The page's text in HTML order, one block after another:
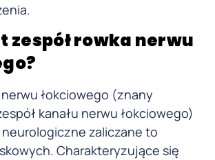
zespół rowka nerwu
łokciowego (znany
kanału nerwu łokciowego)
zaliczane to
Charakteryzujące się